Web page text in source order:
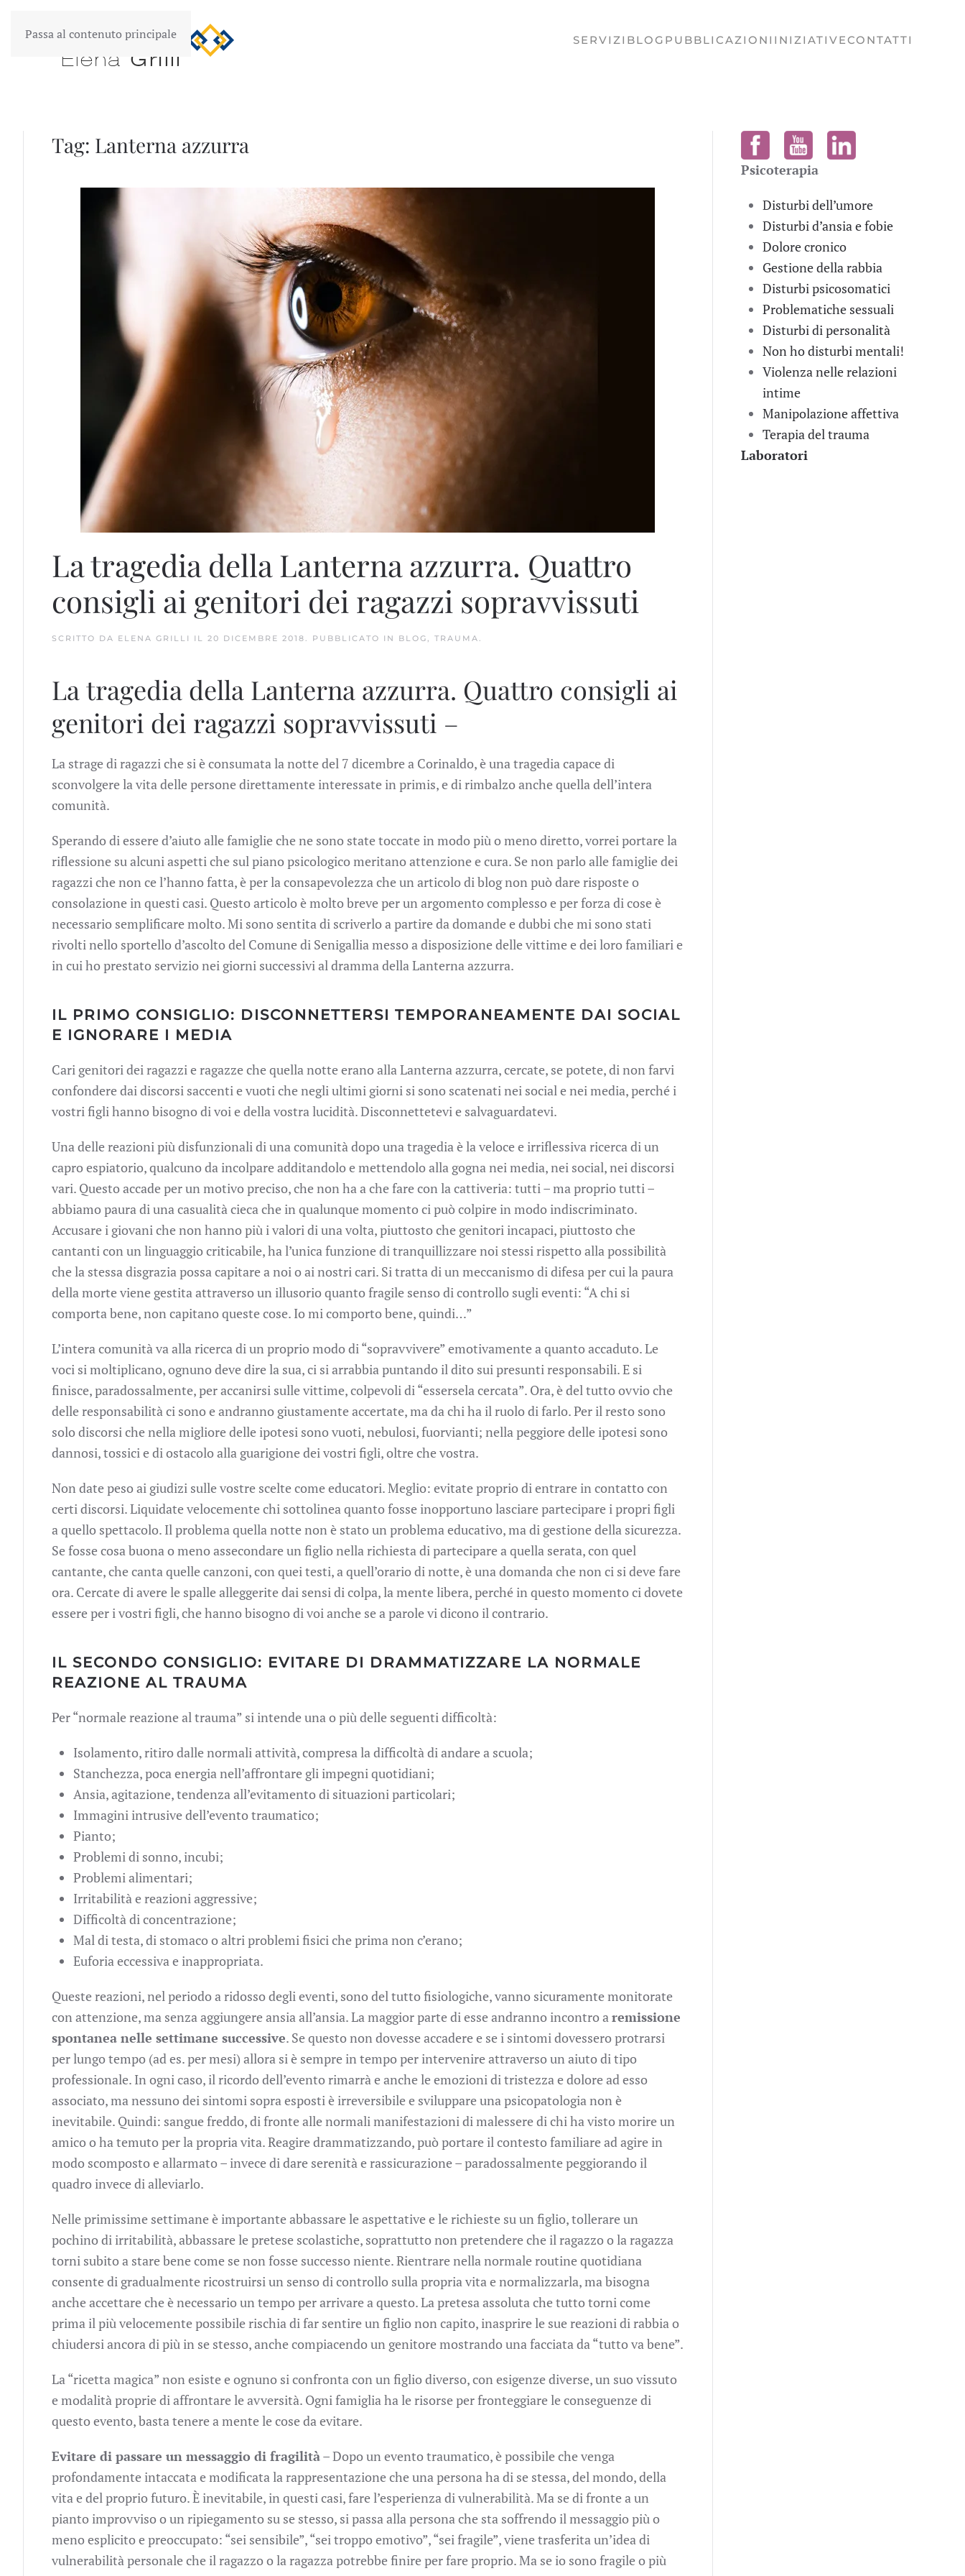
Passa al contenuto principale SERVIZI BLOG PUBBLICAZIONI INIZIATIVECONTATTI
Tag: Lanterna azzurra
La tragedia della Lanterna azzurra. Quattro
consigli ai genitori dei ragazzi sopravvissuti
SCRITTO DA ELENA GRILLI IL 20 DICEMBRE 2018. PUBBLICATO IN BLOG, TRAUMA.
La tragedia della Lanterna azzurra. Quattro consigli ai
genitori dei ragazzi sopravvissuti –
La strage di ragazzi che si è consumata la notte del 7 dicembre a Corinaldo, è una tragedia capace di
sconvolgere la vita delle persone direttamente interessate in primis, e di rimbalzo anche quella dell’intera
comunità.
Sperando di essere d’aiuto alle famiglie che ne sono state toccate in modo più o meno diretto, vorrei portare la
riflessione su alcuni aspetti che sul piano psicologico meritano attenzione e cura. Se non parlo alle famiglie dei
ragazzi che non ce l’hanno fatta, è per la consapevolezza che un articolo di blog non può dare risposte o
consolazione in questi casi. Questo articolo è molto breve per un argomento complesso e per forza di cose è
necessario semplificare molto. Mi sono sentita di scriverlo a partire da domande e dubbi che mi sono stati
rivolti nello sportello d’ascolto del Comune di Senigallia messo a disposizione delle vittime e dei loro familiari e
in cui ho prestato servizio nei giorni successivi al dramma della Lanterna azzurra.
IL PRIMO CONSIGLIO: DISCONNETTERSI TEMPORANEAMENTE DAI SOCIAL
E IGNORARE I MEDIA
Cari genitori dei ragazzi e ragazze che quella notte erano alla Lanterna azzurra, cercate, se potete, di non farvi
confondere dai discorsi saccenti e vuoti che negli ultimi giorni si sono scatenati nei social e nei media, perché i
vostri figli hanno bisogno di voi e della vostra lucidità. Disconnettetevi e salvaguardatevi.
Una delle reazioni più disfunzionali di una comunità dopo una tragedia è la veloce e irriflessiva ricerca di un
capro espiatorio, qualcuno da incolpare additandolo e mettendolo alla gogna nei media, nei social, nei discorsi
vari. Questo accade per un motivo preciso, che non ha a che fare con la cattiveria: tutti – ma proprio tutti –
abbiamo paura di una casualità cieca che in qualunque momento ci può colpire in modo indiscriminato.
Accusare i giovani che non hanno più i valori di una volta, piuttosto che genitori incapaci, piuttosto che
cantanti con un linguaggio criticabile, ha l’unica funzione di tranquillizzare noi stessi rispetto alla possibilità
che la stessa disgrazia possa capitare a noi o ai nostri cari. Si tratta di un meccanismo di difesa per cui la paura
della morte viene gestita attraverso un illusorio quanto fragile senso di controllo sugli eventi: “A chi si
comporta bene, non capitano queste cose. Io mi comporto bene, quindi…”
L’intera comunità va alla ricerca di un proprio modo di “sopravvivere” emotivamente a quanto accaduto. Le
voci si moltiplicano, ognuno deve dire la sua, ci si arrabbia puntando il dito sui presunti responsabili. E si
finisce, paradossalmente, per accanirsi sulle vittime, colpevoli di “essersela cercata”. Ora, è del tutto ovvio che
delle responsabilità ci sono e andranno giustamente accertate, ma da chi ha il ruolo di farlo. Per il resto sono
solo discorsi che nella migliore delle ipotesi sono vuoti, nebulosi, fuorvianti; nella peggiore delle ipotesi sono
dannosi, tossici e di ostacolo alla guarigione dei vostri figli, oltre che vostra.
Non date peso ai giudizi sulle vostre scelte come educatori. Meglio: evitate proprio di entrare in contatto con
certi discorsi. Liquidate velocemente chi sottolinea quanto fosse inopportuno lasciare partecipare i propri figli
a quello spettacolo. Il problema quella notte non è stato un problema educativo, ma di gestione della sicurezza.
Se fosse cosa buona o meno assecondare un figlio nella richiesta di partecipare a quella serata, con quel
cantante, che canta quelle canzoni, con quei testi, a quell’orario di notte, è una domanda che non ci si deve fare
ora. Cercate di avere le spalle alleggerite dai sensi di colpa, la mente libera, perché in questo momento ci dovete
essere per i vostri figli, che hanno bisogno di voi anche se a parole vi dicono il contrario.
IL SECONDO CONSIGLIO: EVITARE DI DRAMMATIZZARE LA NORMALE
REAZIONE AL TRAUMA
Per “normale reazione al trauma” si intende una o più delle seguenti difficoltà:
Isolamento, ritiro dalle normali attività, compresa la difficoltà di andare a scuola;
Stanchezza, poca energia nell’affrontare gli impegni quotidiani;
Ansia, agitazione, tendenza all’evitamento di situazioni particolari;
Immagini intrusive dell’evento traumatico;
Pianto;
Problemi di sonno, incubi;
Problemi alimentari;
Irritabilità e reazioni aggressive;
Difficoltà di concentrazione;
Mal di testa, di stomaco o altri problemi fisici che prima non c’erano;
Euforia eccessiva e inappropriata.
Queste reazioni, nel periodo a ridosso degli eventi, sono del tutto fisiologiche, vanno sicuramente monitorate
con attenzione, ma senza aggiungere ansia all’ansia. La maggior parte di esse andranno incontro aremissione
spontanea nelle settimane successive. Se questo non dovesse accadere e se i sintomi dovessero protrarsi
per lungo tempo (ad es. per mesi) allora si è sempre in tempo per intervenire attraverso un aiuto di tipo
professionale. In ogni caso, il ricordo dell’evento rimarrà e anche le emozioni di tristezza e dolore ad esso
associato, ma nessuno dei sintomi sopra esposti è irreversibile e sviluppare una psicopatologia non è
inevitabile. Quindi: sangue freddo, di fronte alle normali manifestazioni di malessere di chi ha visto morire un
amico o ha temuto per la propria vita. Reagire drammatizzando, può portare il contesto familiare ad agire in
modo scomposto e allarmato – invece di dare serenità e rassicurazione – paradossalmente peggiorando il
quadro invece di alleviarlo.
Nelle primissime settimane è importante abbassare le aspettative e le richieste su un figlio, tollerare un
pochino di irritabilità, abbassare le pretese scolastiche, soprattutto non pretendere che il ragazzo o la ragazza
torni subito a stare bene come se non fosse successo niente. Rientrare nella normale routine quotidiana
consente di gradualmente ricostruirsi un senso di controllo sulla propria vita e normalizzarla, ma bisogna
anche accettare che è necessario un tempo per arrivare a questo. La pretesa assoluta che tutto torni come
prima il più velocemente possibile rischia di far sentire un figlio non capito, inasprire le sue reazioni di rabbia o
chiudersi ancora di più in se stesso, anche compiacendo un genitore mostrando una facciata da “tutto va bene”.
La “ricetta magica” non esiste e ognuno si confronta con un figlio diverso, con esigenze diverse, un suo vissuto
e modalità proprie di affrontare le avversità. Ogni famiglia ha le risorse per fronteggiare le conseguenze di
questo evento, basta tenere a mente le cose da evitare.
Evitare di passare un messaggio di fragilità– Dopo un evento traumatico, è possibile che venga
profondamente intaccata e modificata la rappresentazione che una persona ha di se stessa, del mondo, della
vita e del proprio futuro. È inevitabile, in questi casi, fare l’esperienza di vulnerabilità. Ma se di fronte a un
pianto improvviso o un ripiegamento su se stesso, si passa alla persona che sta soffrendo il messaggio più o
meno esplicito e preoccupato: “sei sensibile”, “sei troppo emotivo”, “sei fragile”, viene trasferita un’idea di
vulnerabilità personale che il ragazzo o la ragazza potrebbe finire per fare proprio. Ma se io sono fragile o più
Psicoterapia
Disturbi dell’umore
Disturbi d’ansia e fobie
Dolore cronico
Gestione della rabbia
Disturbi psicosomatici
Problematiche sessuali
Disturbi di personalità
Non ho disturbi mentali!
Violenza nelle relazioni
intime
Manipolazione affettiva
Terapia del trauma
Laboratori